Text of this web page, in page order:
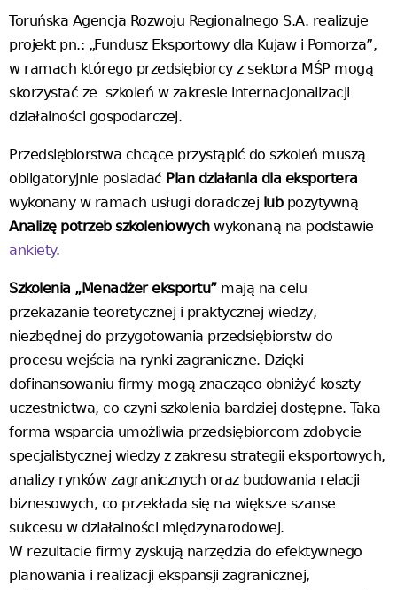
Toruńska Agencja Rozwoju Regionalnego S.A. realizuje
projekt pn.: „Fundusz Eksportowy dla Kujaw i Pomorza”,
w ramach którego przedsiębiorcy z sektora MŚP mogą
skorzystać ze szkoleń w zakresie internacjonalizacji
działalności gospodarczej.
Przedsiębiorstwa chcące przystąpić do szkoleń muszą
obligatoryjnie posiadać Plan działania dla eksportera
wykonany w ramach usługi doradczej lub pozytywną
Analizę potrzeb szkoleniowychwykonaną na podstawie
ankiety.
Szkolenia „Menadżer eksportu”mają na celu
przekazanie teoretycznej i praktycznej wiedzy,
niezbędnej do przygotowania przedsiębiorstw do
procesu wejścia na rynki zagraniczne. Dzięki
dofinansowaniu firmy mogą znacząco obniżyć koszty
uczestnictwa, co czyni szkolenia bardziej dostępne. Taka
forma wsparcia umożliwia przedsiębiorcom zdobycie
specjalistycznej wiedzy z zakresu strategii eksportowych,
analizy rynków zagranicznych oraz budowania relacji
biznesowych, co przekłada się na większe szanse
sukcesu w działalności międzynarodowej.
W rezultacie firmy zyskują narzędzia do efektywnego
planowania i realizacji ekspansji zagranicznej,